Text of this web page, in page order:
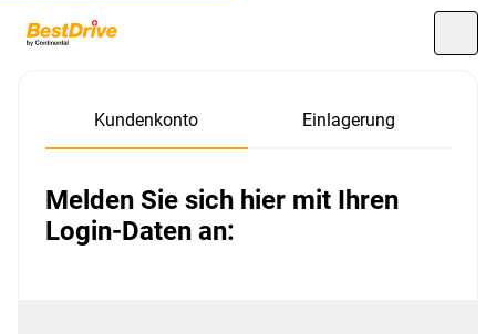
Kundenkonto Einlagerung
Melden Sie sich hier mit Ihren
Login-Daten an: